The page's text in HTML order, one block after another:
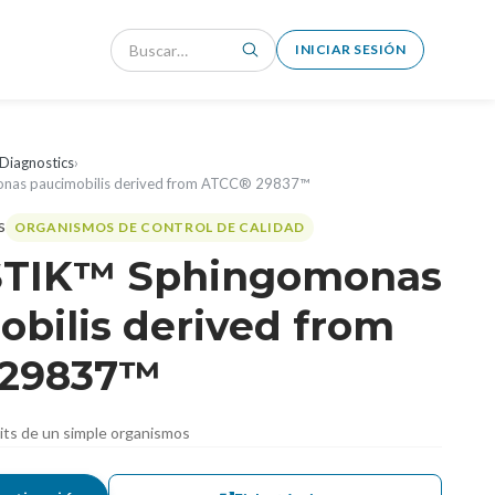
INICIAR SESIÓN
›
paucimobilis derived from ATCC® 29837™
ORGANISMOS DE CONTROL DE CALIDAD
Sphingomonas
derived from
de un simple organismos